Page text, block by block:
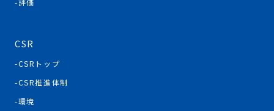
CSR
CSRトップ
CSR推進体制
環境